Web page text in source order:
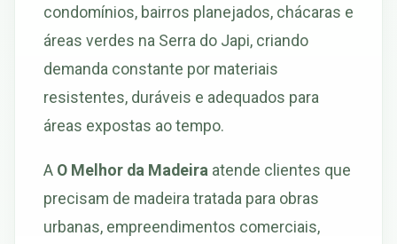
condomínios, bairros planejados, chácaras e
áreas verdes na Serra do Japi, criando
demanda constante por materiais
resistentes, duráveis e adequados para
áreas expostas ao tempo.
A O Melhor da Madeira atende clientes que
precisam de madeira tratada para obras
urbanas, empreendimentos comerciais,